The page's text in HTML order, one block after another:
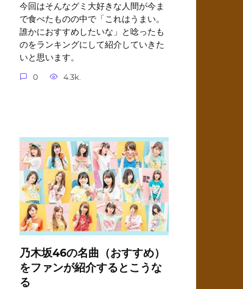
今回はそんなグミ大好きな人間が今ま
で食べたものの中で「これはうまい。
誰かにおすすめしたいな」と唸ったも
のをランキングにして紹介していきた
いと思います。
0 4.3k.
乃木坂46の名曲（おすすめ）
をファンが紹介するとこうな
る